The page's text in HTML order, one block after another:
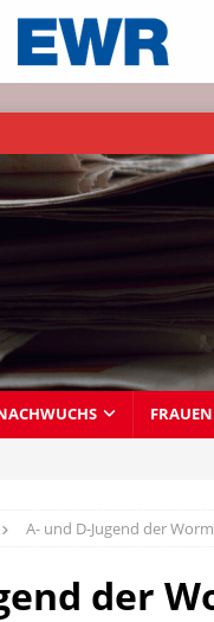
FRAUEN
A- und D-Jugend der
der